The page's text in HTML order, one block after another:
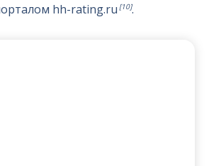
hh-rating.ru [10].